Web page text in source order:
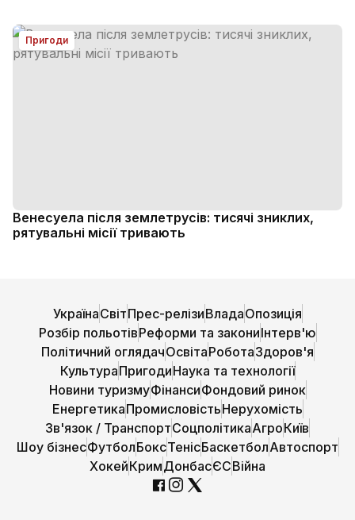
Пригоди
Венесуела після землетрусів: тисячі зниклих,
рятувальні місії тривають
УкраїнаСвітПрес-релізиВладаОпозиція
Розбір польотівРеформи та закониІнтерв'ю
Політичний оглядачОсвітаРоботаЗдоров'я
КультураПригодиНаука та технології
Новини туризмуФінансиФондовий ринок
ЕнергетикаПромисловістьНерухомість
Зв'язок / ТранспортСоцполітикаАгроКиїв
Шоу бізнесФутболБоксТенісБаскетболАвтоспорт
ХокейКримДонбасЄСВійна